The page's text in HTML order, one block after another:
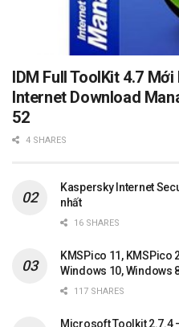
IDM Full ToolKit 4.7
Internet Download
52
4 SHARES
Kaspersky Internet
nhất
16 SHARES
KMSPico 11, KMSPico
Windows 10, Windows
117 SHARES
Microsoft Toolkit 2.7.4